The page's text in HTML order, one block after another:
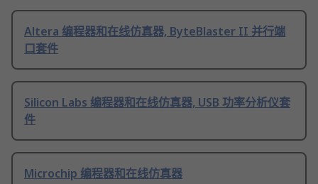
Altera 编程器和在线仿真器, ByteBlaster II 并行端
口套件
Silicon Labs 编程器和在线仿真器, USB 功率分析仪套
件
Microchip 编程器和在线仿真器